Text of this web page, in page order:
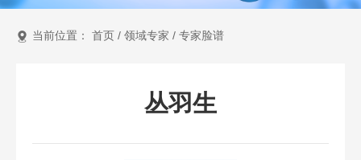
当前位置： 首页 / 领域专家 / 专家脸谱
丛羽生